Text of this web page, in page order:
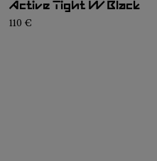
Active Tight W Black
110 €